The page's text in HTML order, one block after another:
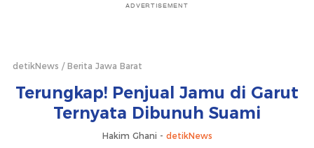
ADVERTISEMENT
detikNews Berita Jawa Barat
Terungkap! Penjual Jamu di Garut
Ternyata Dibunuh Suami
Hakim Ghani - detikNews